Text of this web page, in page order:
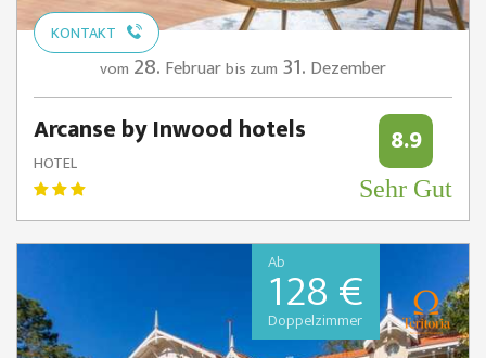
KONTAKT
vom 28. Februarbis zum 31. Dezember
Arcanse by Inwood hotels
HOTEL
8.9
Sehr Gut
Ab
128 €
Doppelzimmer